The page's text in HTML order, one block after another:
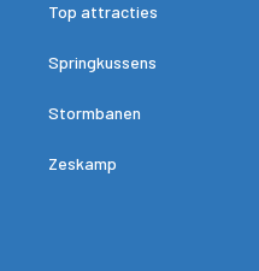
Top attracties
Springkussens
Stormbanen
Zeskamp